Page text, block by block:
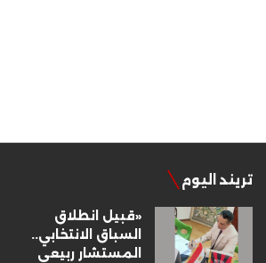
تريند اليوم
«قبيل انطلاق
السباق الانتخابي..
المستشار ربيعي